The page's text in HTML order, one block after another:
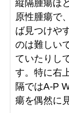
縦隔腫瘍ほ
原性腫瘍で
ば見つけや
のは難しい
ていたりし
す。特に右
隔ではA-P
瘍を偶然に